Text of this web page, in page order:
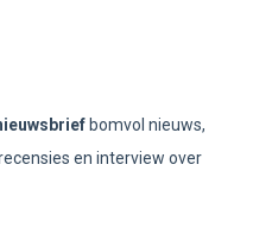
bomvol nieuws,
en interview over